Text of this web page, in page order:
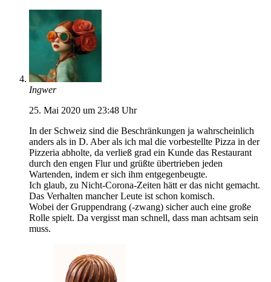
Ingwer
25. Mai 2020 um 23:48 Uhr
In der Schweiz sind die Beschränkungen ja wahrscheinlich
anders als in D. Aber als ich mal die vorbestellte Pizza in der
Pizzeria abholte, da verließ grad ein Kunde das Restaurant
durch den engen Flur und grüßte übertrieben jeden
Wartenden, indem er sich ihm entgegenbeugte.
Ich glaub, zu Nicht-Corona-Zeiten hätt er das nicht gemacht.
Das Verhalten mancher Leute ist schon komisch.
Wobei der Gruppendrang (-zwang) sicher auch eine große
Rolle spielt. Da vergisst man schnell, dass man achtsam sein
muss.